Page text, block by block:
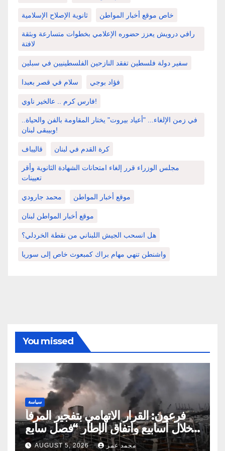
ثانوية الإصلاح الإسلامية خاص موقع أخبار المواطن
رافي درويش يعزز حضوره الإعلامي بخطوات متسارعة وبثقة
لافتة
سفير دولة فلسطين تفقد النازحين الفلسطينيين في سبلين
سلام في قصر بعبدا فؤاد بوجي
فارس كرم .. عالخير ناوي!
في زمن الإلغاء... "أعياد بيروت" يختار المقاومة بالفن والحياة..
وبيبقى لبنان!
قاليباف كرة القدم في لبنان
مجلس الوزراء قرر إلغاء امتحانات الشهادة الثانوية وأقر
تعيينات
محمد جارودي موقع أخبار المواطن
موقع أخبار المواطن لبنان
هل انسحب الجيش اللبناني من نقطة الخردلي؟
واشنطن تنهي مهام براك كمبعوث خاص إلى سوريا
You missed
سياسة
فرعون: القرار الاتهامي بتفجير المرفأ
خلال أسابيع واتفاق الإطار “فصل سابع
ونصف”
AUGUST 5, 2026 محمد عمر